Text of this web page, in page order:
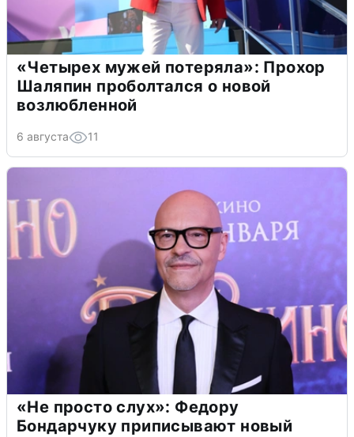
«Четырех мужей потеряла»: Прохор
Шаляпин проболтался о новой
возлюбленной
6 августа 11
«Не просто слух»: Федору
Бондарчуку приписывают новый